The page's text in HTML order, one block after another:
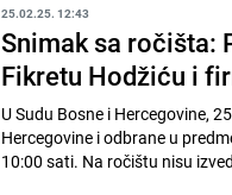
25.02.25. 12:43
Snimak sa ročišta:
Fikretu Hodžiću i
U Sudu Bosne i Hercegovine,
Hercegovine i odbrane u
10:00 sati. Na ročištu nisu